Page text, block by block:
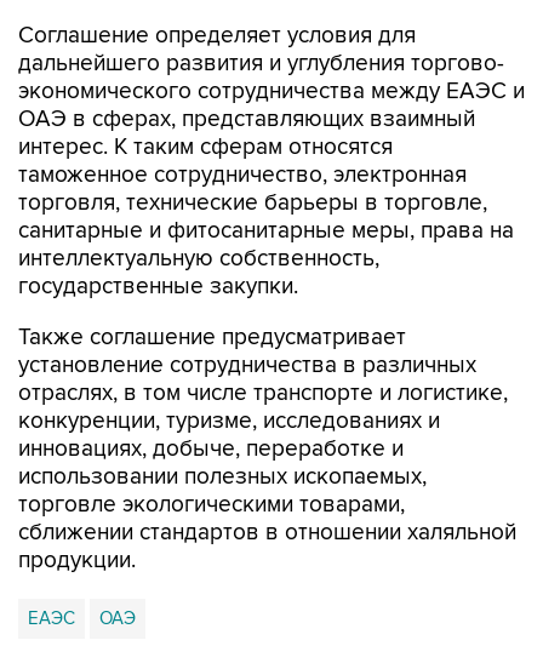
Соглашение определяет условия для
дальнейшего развития и углубления торгово-
экономического сотрудничества между ЕАЭС и
ОАЭ в сферах, представляющих взаимный
интерес. К таким сферам относятся
таможенное сотрудничество, электронная
торговля, технические барьеры в торговле,
санитарные и фитосанитарные меры, права на
интеллектуальную собственность,
государственные закупки.
Также соглашение предусматривает
установление сотрудничества в различных
отраслях, в том числе транспорте и логистике,
конкуренции, туризме, исследованиях и
инновациях, добыче, переработке и
использовании полезных ископаемых,
торговле экологическими товарами,
сближении стандартов в отношении халяльной
продукции.
ЕАЭС ОАЭ